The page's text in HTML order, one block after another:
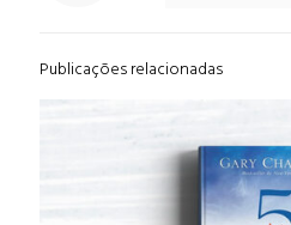
Publicações relacionadas